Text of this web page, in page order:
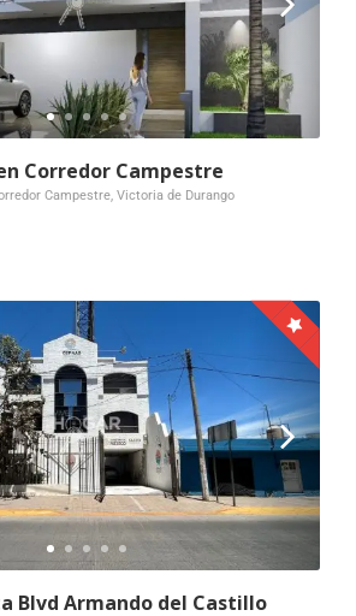
Corredor Campestre
Campestre, Victoria de Durango
Blvd Armando del Castillo